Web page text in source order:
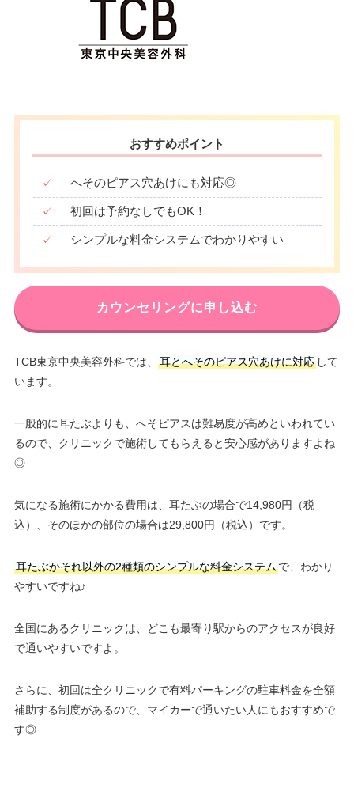
おすすめポイント
✓ へそのピアス穴あけにも対応◎
✓ 初回は予約なしでもOK！
✓ シンプルな料金システムでわかりやすい
カウンセリングに申し込む
TCB東京中央美容外科では、 耳とへそのピアス穴あけに対応して
います。
一般的に耳たぶよりも、へそピアスは難易度が高めといわれてい
るので、クリニックで施術してもらえると安心感がありますよね
◎
気になる施術にかかる費用は、耳たぶの場合で14,980円（税
込）、そのほかの部位の場合は29,800円（税込）です。
耳たぶかそれ以外の2種類のシンプルな料金システムで、わかり
やすいですね♪
全国にあるクリニックは、どこも最寄り駅からのアクセスが良好
で通いやすいですよ。
さらに、初回は全クリニックで有料パーキングの駐車料金を全額
補助する制度があるので、マイカーで通いたい人にもおすすめで
す◎